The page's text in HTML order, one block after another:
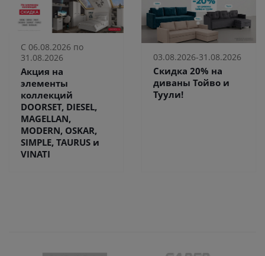
С 06.08.2026 по
31.08.2026
Акция на
элементы
коллекций
DOORSET, DIESEL,
MAGELLAN,
MODERN, OSKAR,
SIMPLE, TAURUS и
VINATI
03.08.2026-31.08.2026
Скидка 20% на
диваны Тойво и
Туули!